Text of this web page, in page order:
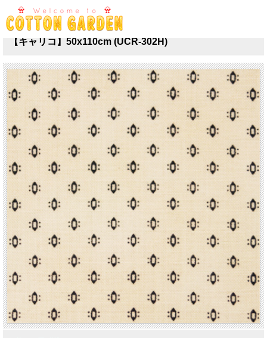
TOP > キャリコ [一覧] > センテナリー [ベージュ系]
【キャリコ】50x110cm (UCR-302H)